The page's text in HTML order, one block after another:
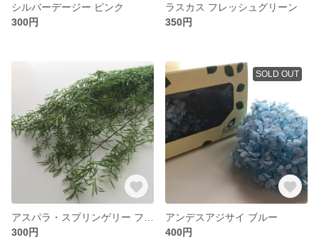
シルバーデージー ピンク
300円
ラスカス フレッシュグリーン
350円
300円
SOLD OUT
アンデスアジサイ ブルー
400円